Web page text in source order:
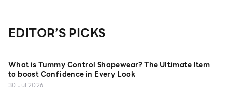
EDITOR’S PICKS
What is Tummy Control Shapewear? The Ultimate Item
to boost Confidence in Every Look
30 Jul 2026